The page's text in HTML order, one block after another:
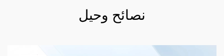
نصائح وحيل